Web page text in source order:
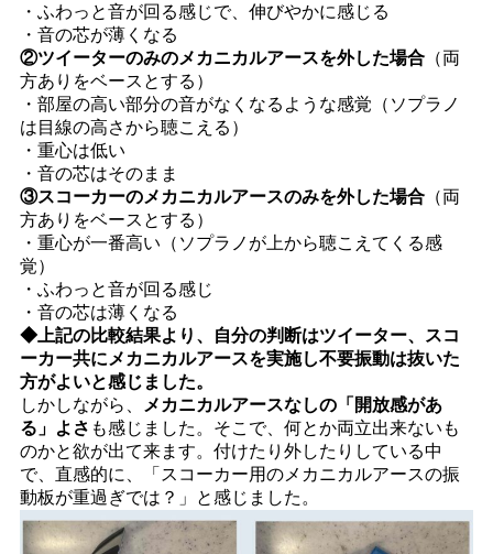
・ふわっと音が回る感じで、伸びやかに感じる
・音の芯が薄くなる
②ツイーターのみのメカニカルアースを外した場合 （両
方ありをベースとする）
・部屋の高い部分の音がなくなるような感覚（ソプラノ
は目線の高さから聴こえる）
・重心は低い
・音の芯はそのまま
③スコーカーのメカニカルアースのみを外した場合 （両
方ありをベースとする）
・重心が一番高い（ソプラノが上から聴こえてくる感
覚）
・ふわっと音が回る感じ
・音の芯は薄くなる
◆上記の比較結果より、自分の判断はツイーター、スコ
ーカー共にメカニカルアースを実施し不要振動は抜いた
方がよいと感じました。
しかしながら、
メカニカルアースなしの「開放感があ
る」よさ も感じました。そこで、何とか両立出来ないも
のかと欲が出て来ます。付けたり外したりしている中
で、直感的に、「スコーカー用のメカニカルアースの振
動板が重過ぎでは？」と感じました。